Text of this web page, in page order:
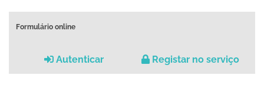
Formulário online
Autenticar Registar no serviço